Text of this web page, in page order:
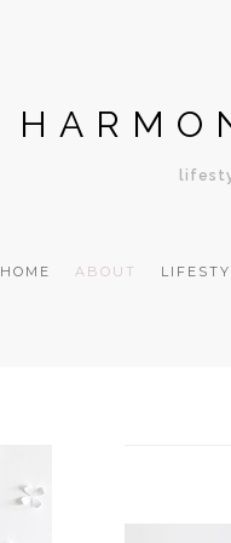
HOME ABOUT